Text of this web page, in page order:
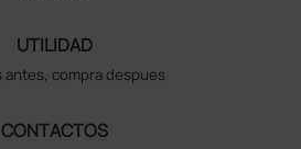
UTILIDAD
antes, compra despues
CONTACTOS